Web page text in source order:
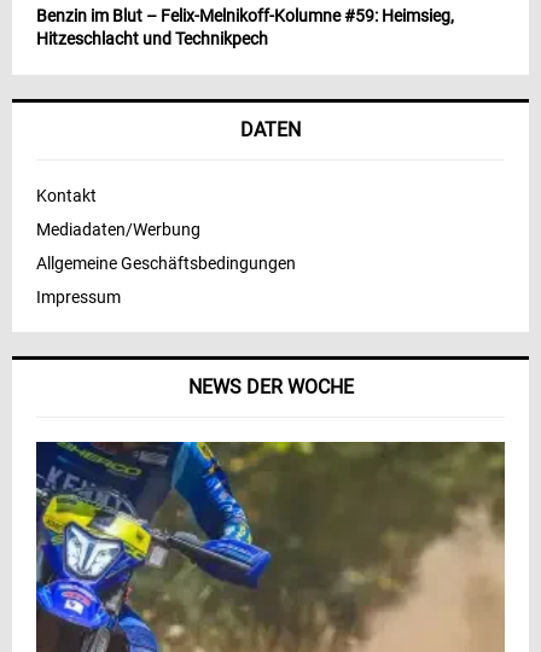
NEWS DER WOCHE
Benzin im Blut – Felix-Melnikoff-Kolumne #59: Heimsieg,
Hitzeschlacht und Technikpech
DATEN
Kontakt
Mediadaten/Werbung
Allgemeine Geschäftsbedingungen
Impressum